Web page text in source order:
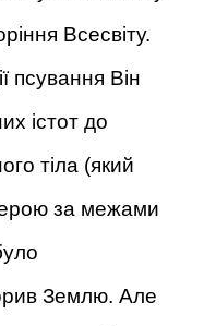
Всесвіту.
псування Він
істот до
тіла (який
за межами
Землю. Але